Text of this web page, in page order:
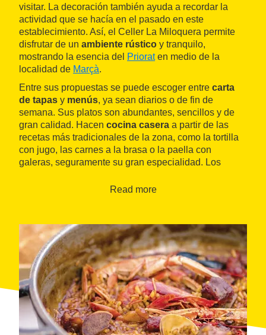
visitar. La decoración también ayuda a recordar la
actividad que se hacía en el pasado en este
establecimiento. Así, el Celler La Miloquera permite
disfrutar de un ambiente rústico y tranquilo,
mostrando la esencia del Prioraten medio de la
localidad de Marçà.
Entre sus propuestas se puede escoger entre carta
de tapas y menús, ya sean diarios o de fin de
semana. Sus platos son abundantes, sencillos y de
gran calidad. Hacen cocina casera a partir de las
recetas más tradicionales de la zona, como la tortilla
con jugo, las carnes a la brasa o la paella con
galeras, seguramente su gran especialidad. Los
interesante, con una presencia importante de
productos de la zona, de lasdenominaciones de
origen MontsantyPriorat. Es, por lo tanto, un buen
lugar para probar el producto estrella de este territorio
disfrutando también de su gastronomía más casera.
Read more